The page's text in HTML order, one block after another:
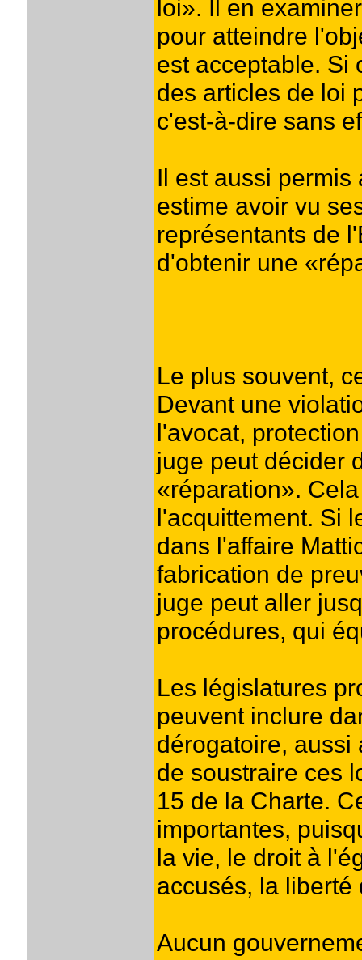
loi». Il en
pour atteindre
est acceptable. Si
des articles de loi
c'est-à-dire sans
Il est aussi
estime avoir vu
représentants de
d'obtenir une
Le plus souvent,
Devant une
l'avocat,
juge peut décider
«réparation».
l'acquittement. Si
dans l'affaire
fabrication de
juge peut aller
procédures, qui
Les législatures
peuvent inclure
dérogatoire, aussi
de soustraire ces
15 de la Charte.
importantes,
la vie, le droit à
accusés, la
Aucun